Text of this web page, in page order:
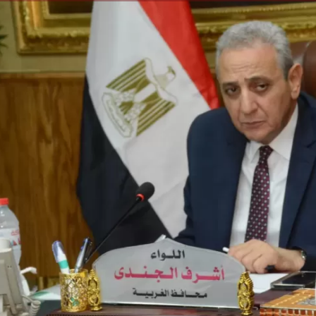
الكاتبة إلهام شرشر تهنئ الرئيس
السيسي بعيد ميلاده وتُشيد بجهوده
في بناء الدولة
رسالتى لآخر الزمان «محطة الضبعة
النووية»... من الحلم إلى التنفيذ